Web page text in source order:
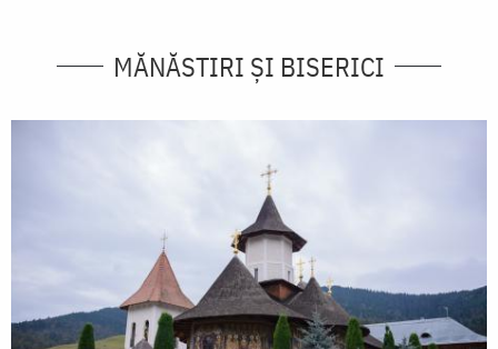
MĂNĂSTIRI ȘI BISERICI